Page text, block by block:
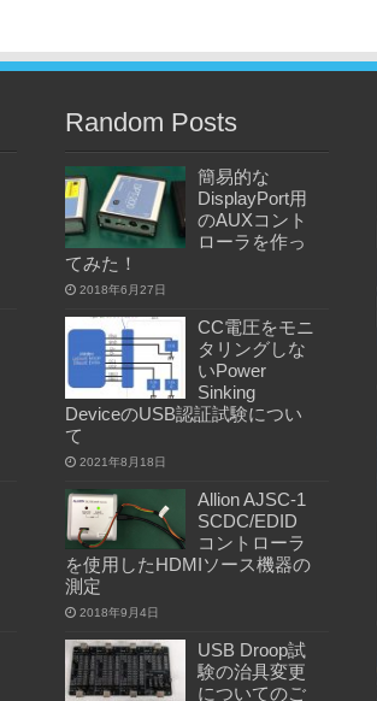
Random Posts
簡易的な
DisplayPort用
のAUXコント
ローラを作っ
てみた！
2018年6月27日
CC電圧をモニ
タリングしな
いPower
Sinking
DeviceのUSB認証試験につい
て
2021年8月18日
Allion AJSC-1
SCDC/EDID
コントローラ
を使用したHDMIソース機器の
測定
2018年9月4日
USB Droop試
験の治具変更
についてのご